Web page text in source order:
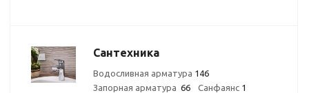
Сантехника
Водосливная арматура 146
Запорная арматура 66 Санфаянс 1